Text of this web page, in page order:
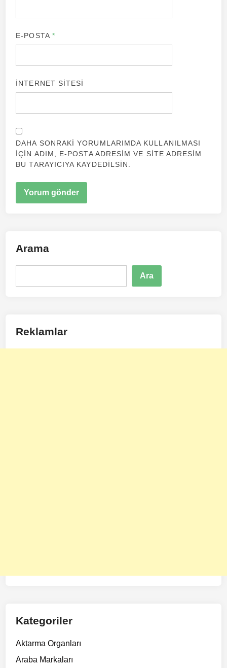
E-POSTA *
İNTERNET SITESI
DAHA SONRAKI YORUMLARIMDA KULLANILMASI
IÇIN ADIM, E-POSTA ADRESIM VE SITE ADRESIM
BU TARAYICIYA KAYDEDILSIN.
Arama
Ara
Reklamlar
Kategoriler
Aktarma Organları
Araba Markaları